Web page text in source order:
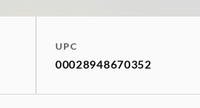
UPC
00028948670352